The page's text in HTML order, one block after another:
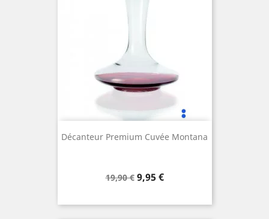
Décanteur Premium Cuvée Montana
Prix
19,90 € Prix
9,95 €